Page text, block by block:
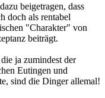
beigetragen, dass
doch als rentabel
"Charakter" von
beiträgt.
ja zumindest der
Eutingen und
sind die Dinger allemal!